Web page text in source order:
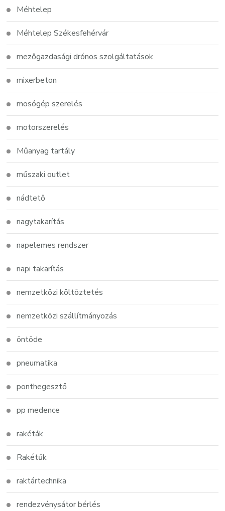
Méhtelep
Méhtelep Székesfehérvár
mezőgazdasági drónos szolgáltatások
mixerbeton
mosógép szerelés
motorszerelés
Műanyag tartály
műszaki outlet
nádtető
nagytakarítás
napelemes rendszer
napi takarítás
nemzetközi költöztetés
nemzetközi szállítmányozás
öntöde
pneumatika
ponthegesztő
pp medence
rakéták
Rakétűk
raktártechnika
rendezvénysátor bérlés